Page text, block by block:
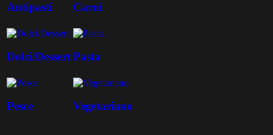
Antipasti Carni
Dolci/DessertPasta
Pesce Vegetariano